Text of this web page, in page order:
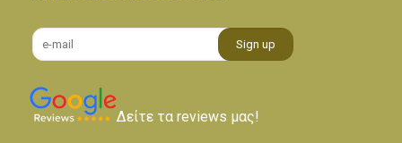
Δείτε τα reviews μας!